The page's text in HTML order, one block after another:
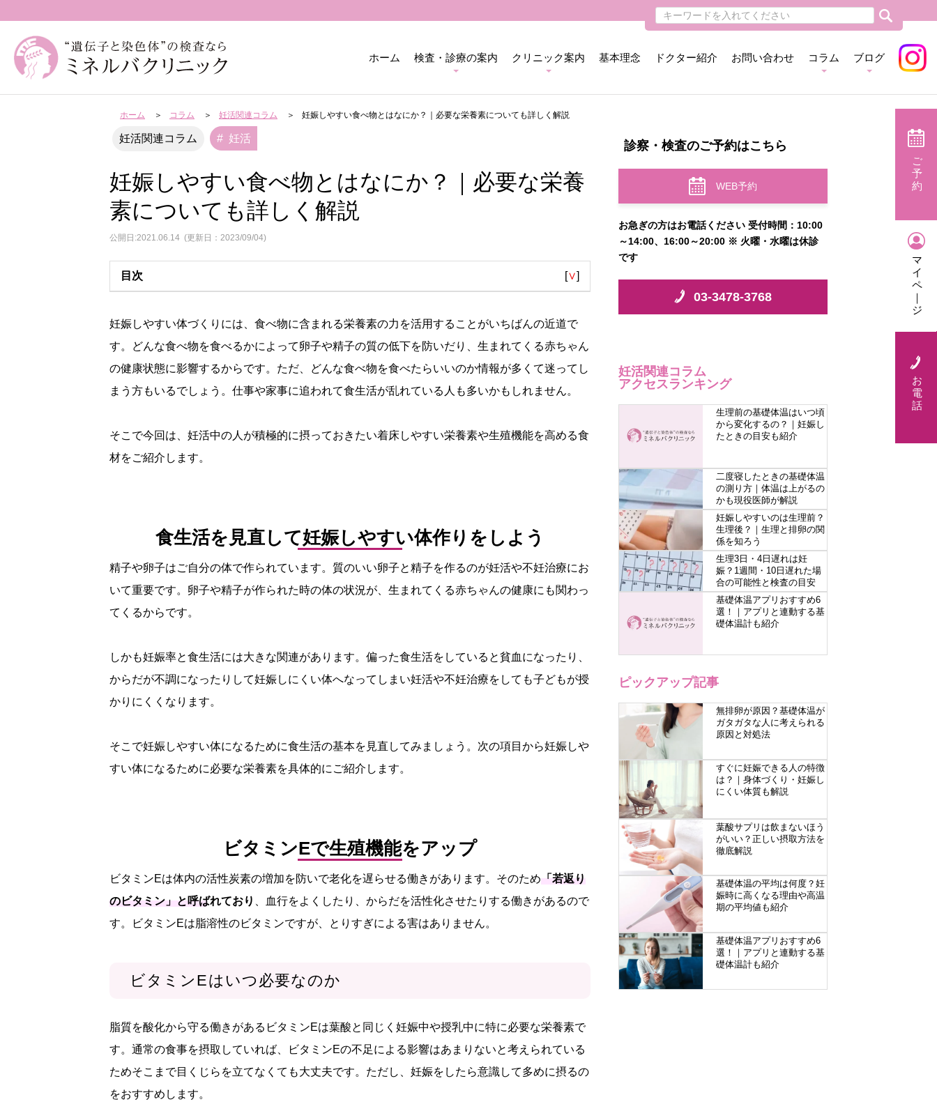
ホーム 検査・診療の案内 クリニック案内 基本理念 ドクター紹介 お問い合わせ コラム ブログ
ホーム コラム 妊活関連コラム 妊娠しやすい食べ物とはなにか？｜必要な栄養素についても詳しく解説
妊活関連コラム 妊活
妊娠しやすい食べ物とはなにか？｜必要な栄養
素についても詳しく解説
公開日:2021.06.14 (更新日：2023/09/04)
目次 [∨]
妊娠しやすい体づくりには、食べ物に含まれる栄養素の力を活用することがいちばんの近道で
す。どんな食べ物を食べるかによって卵子や精子の質の低下を防いだり、生まれてくる赤ちゃん
の健康状態に影響するからです。ただ、どんな食べ物を食べたらいいのか情報が多くて迷ってし
まう方もいるでしょう。仕事や家事に追われて食生活が乱れている人も多いかもしれません。
そこで今回は、妊活中の人が積極的に摂っておきたい着床しやすい栄養素や生殖機能を高める食
材をご紹介します。
食生活を見直して妊娠しやすい体作りをしよう
精子や卵子はご自分の体で作られています。質のいい卵子と精子を作るのが妊活や不妊治療にお
いて重要です。卵子や精子が作られた時の体の状況が、生まれてくる赤ちゃんの健康にも関わっ
てくるからです。
しかも妊娠率と食生活には大きな関連があります。偏った食生活をしていると貧血になったり、
からだが不調になったりして妊娠しにくい体へなってしまい妊活や不妊治療をしても子どもが授
かりにくくなります。
そこで妊娠しやすい体になるために食生活の基本を見直してみましょう。次の項目から妊娠しや
すい体になるために必要な栄養素を具体的にご紹介します。
ビタミンEで生殖機能をアップ
ビタミンEは体内の活性炭素の増加を防いで老化を遅らせる働きがあります。そのため「若返り
のビタミン」と呼ばれており
、血行をよくしたり、からだを活性化させたりする働きがあるので
す。ビタミンEは脂溶性のビタミンですが、とりすぎによる害はありません。
ビタミンEはいつ必要なのか
脂質を酸化から守る働きがあるビタミンEは葉酸と同じく妊娠中や授乳中に特に必要な栄養素で
す。通常の食事を摂取していれば、ビタミンEの不足による影響はあまりないと考えられている
ためそこまで目くじらを立てなくても大丈夫です。ただし、妊娠をしたら意識して多めに摂るの
をおすすめします。
診察・検査のご予約はこちら
WEB予約
お急ぎの方はお電話ください 受付時間：10:00
～14:00、16:00～20:00 ※ 火曜・水曜は休診
です
03-3478-3768
妊活関連コラム
アクセスランキング
生理前の基礎体温はいつ頃
から変化するの？｜妊娠し
たときの目安も紹介
二度寝したときの基礎体温
の測り方｜体温は上がるの
かも現役医師が解説
妊娠しやすいのは生理前？
生理後？｜生理と排卵の関
係を知ろう
生理3日・4日遅れは妊
娠？1週間・10日遅れた場
合の可能性と検査の目安
基礎体温アプリおすすめ6
選！｜アプリと連動する基
礎体温計も紹介
ピックアップ記事
無排卵が原因？基礎体温が
ガタガタな人に考えられる
原因と対処法
すぐに妊娠できる人の特徴
は？｜身体づくり・妊娠し
にくい体質も解説
葉酸サプリは飲まないほう
がいい？正しい摂取方法を
徹底解説
基礎体温の平均は何度？妊
娠時に高くなる理由や高温
期の平均値も紹介
基礎体温アプリおすすめ6
選！｜アプリと連動する基
礎体温計も紹介
ご
予
約
マ
イ
ペ
｜
ジ
お
電
話